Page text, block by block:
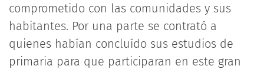
comprometido con las comunidades y sus
habitantes. Por una parte se contrató a
quienes habían concluído sus estudios de
primaria para que participaran en este gran